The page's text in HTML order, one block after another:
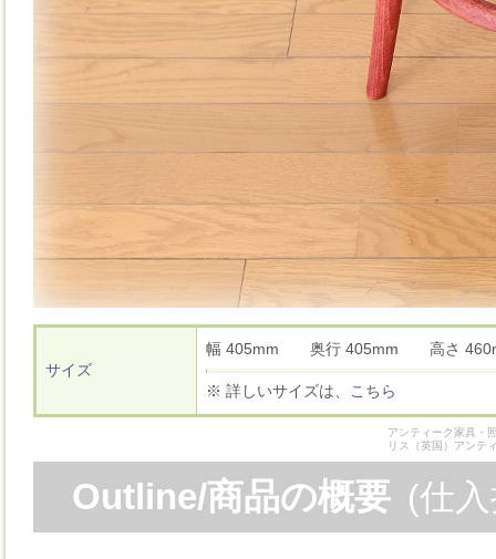
サイズ
幅 405mm 奥行 405mm 高さ
※ 詳しいサイズは、 こちら
アンティーク家具・
リス（英国）アンテ
Outline/商品の概要 (仕